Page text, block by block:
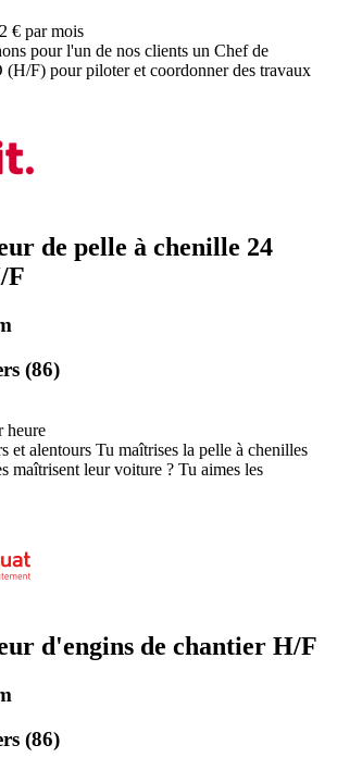
€ par mois
pour l'un de nos clients un Chef de
F) pour piloter et coordonner des travaux
de pelle à chenille 24
F
(86)
heure
et alentours Tu maîtrises la pelle à chenilles
maîtrisent leur voiture ? Tu aimes les
d'engins de chantier H/F
(86)